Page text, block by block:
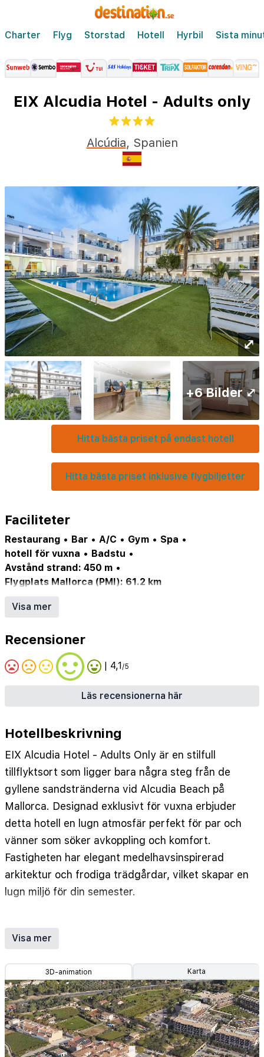
Charter Flyg Storstad Hotell Hyrbil Sista
EIX Alcudia Hotel - Adults only
Alcúdia, Spanien
⤢
Hitta bästa priset på endast hotell
Hitta bästa priset inklusive flygbiljetter
+6 Bilder ⤢
Faciliteter
Restaurang • Bar • A/C • Gym • Spa •
hotell för vuxna • Badstu •
Avstånd strand: 450 m •
Flygplats Mallorca (PMI): 61.2 km
Gym/fitness center
Restaurang•
Luftkonditionering
Visa mer
Recensioner
| 4,1/5
Läs recensionerna här
Hotellbeskrivning
EIX Alcudia Hotel - Adults Only är en stilfull
tillflyktsort som ligger bara några steg från de
gyllene sandstränderna vid Alcudia Beach på
Mallorca. Designad exklusivt för vuxna erbjuder
detta hotell en lugn atmosfär perfekt för par och
vänner som söker avkoppling och komfort.
Fastigheten har elegant medelhavsinspirerad
arkitektur och frodiga trädgårdar, vilket skapar en
lugn miljö för din semester.
en utrustad med luftkonditionering, gratis Wi-Fi,
platt-TV och en privat balkong eller terrass. Välj
mellan standardrum eller uppgradera till rymliga
sviter för extra komfort och vacker utsikt över
poolen eller trädgården. Alla rum är designade
med din avkoppling i åtanke, med bekväma sängar
och modern inredning.
Visa mer
3D-animation Karta